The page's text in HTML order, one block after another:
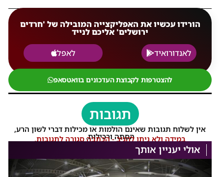
הורידו עכשיו את האפליקצייה המובילה של 'חרדים
ירושלים' אליכם לנייד
לאנדורואיד
לאפל
להצטרפות לקבוצת העדכונים בוואטסאפ
תגובות
אין לשלוח תגובות שאינם הולמות או מכילות דברי לשון הרע,
הסתה ורכילות.
במידה ולא ניתן להגיב - הכתבה סגורה לתגובות.
אולי יעניין אותך